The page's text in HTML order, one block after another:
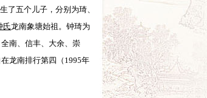
了五个儿子，分别为琦、
氏龙南象塘始祖。钟琦为
南、信丰、大余、崇
龙南排行第四（1995年